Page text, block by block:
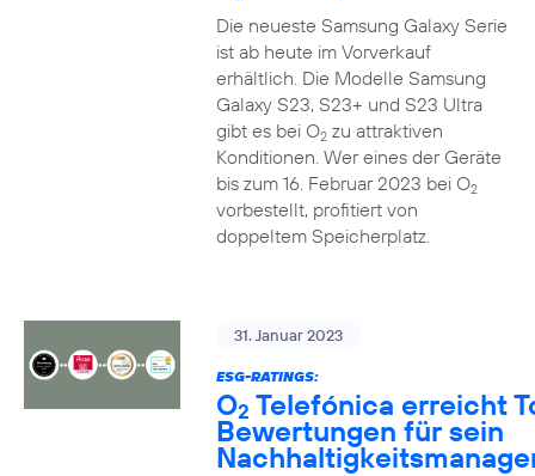
Die neueste Samsung Galaxy Serie
ist ab heute im Vorverkauf
erhältlich. Die Modelle Samsung
Galaxy S23, S23+ und S23 Ultra
gibt es bei O2zu attraktiven
Konditionen. Wer eines der Geräte
bis zum 16. Februar 2023 bei O2
vorbestellt, profitiert von
doppeltem Speicherplatz.
31. Januar 2023
ESG-RATINGS:
O2 Telefónica erreicht
Bewertungen für sein